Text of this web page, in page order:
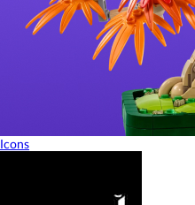
Icons